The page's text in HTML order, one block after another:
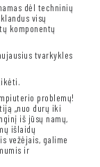
dėl techninių
visų
komponentų
tvarkykles
problemų!
„nuo durų iki
iš jūsų namų,
išlaidų
vežėjais, galime
ir